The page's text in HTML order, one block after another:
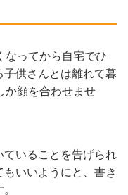
なってから自宅でひ
供さんとは離れて暮
か顔を合わせませ
ていることを告げられ
いいようにと、書き